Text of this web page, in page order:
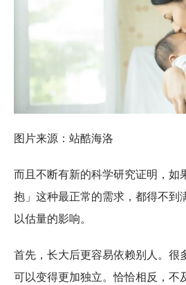
图片来源：站酷海洛
而且不断有新的科学研究证明，如
抱」这种最正常的需求，都得不到
以估量的影响。
首先，长大后更容易依赖别人。很
可以变得更加独立。恰恰相反，不